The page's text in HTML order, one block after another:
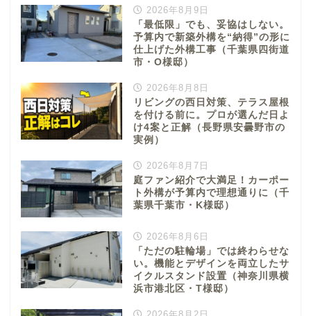
2026年8月9日
「最低限」でも、妥協はしない。
予算内で新築外構を“納得”の形に
仕上げた外構工事（千葉県四街道
市・O様邸）
2026年8月8日
リビングの西日対策、テラス屋根
を付ける前に。プロが選んだ日よ
け4案と正解（長野県安曇野市の
実例）
2026年8月7日
庭ファン紹介で大満足！カーポー
ト外構が予算内で理想通りに（千
葉県千葉市・K様邸）
2026年8月6日
「ただの駐輪場」では終わらせな
い。機能とデザインを両立したサ
イクルスタンド設置（神奈川県横
浜市港北区・T様邸）